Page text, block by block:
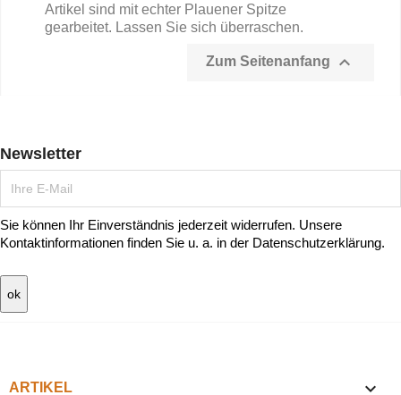
Artikel sind mit echter Plauener Spitze
gearbeitet. Lassen Sie sich überraschen.
Zum Seitenanfang 
Newsletter
Sie können Ihr Einverständnis jederzeit widerrufen. Unsere
Kontaktinformationen finden Sie u. a. in der Datenschutzerklärung.
ARTIKEL 